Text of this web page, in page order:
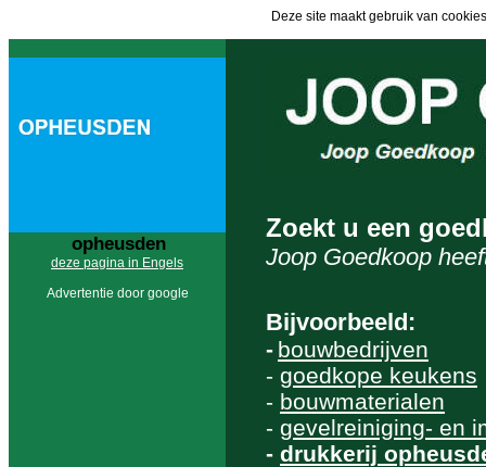
Deze site maakt gebruik van
opheusden
deze pagina in Engels
Advertentie door google
Zoekt u een
Joop Goedkoop
Bijvoorbeeld:
- bouwbedrijven
- goedkope keukens
- bouwmaterialen
- gevelreiniging- en
- drukkerij